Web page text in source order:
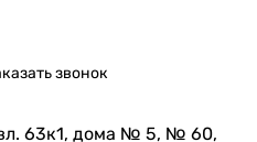
звонок
63к1, дома № 5, № 60,